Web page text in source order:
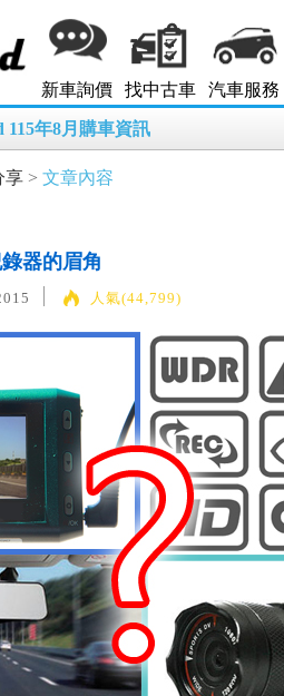
新車詢價 找中古車 汽車服務
115年8月購車資訊
享 > 文章內容
器的眉角
人氣(44,799)